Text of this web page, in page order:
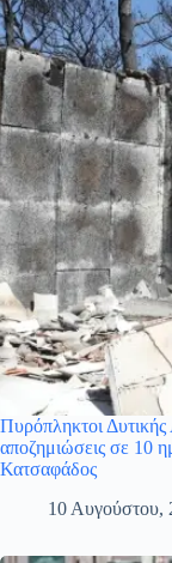
Πυρόπληκτοι Δυτικής
αποζημιώσεις σε 10
Κατσαφάδος
10 Αυγούστου,